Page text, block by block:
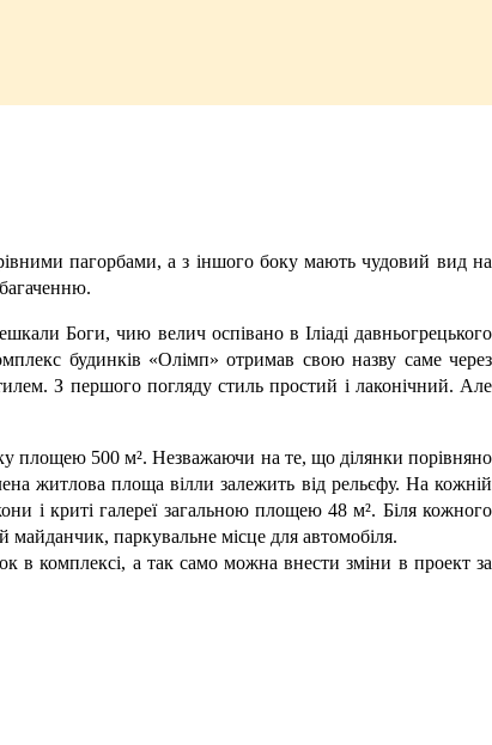
пагорбами, а з іншого боку мають чудовий вид на
Боги, чию велич оспівано в Іліаді давньогрецького
будинків «Олімп» отримав свою назву саме через
З першого погляду стиль простий і лаконічний. Але
площею 500 м². Незважаючи на те, що ділянки порівняно
житлова площа вілли залежить від рельєфу. На кожній
і криті галереї загальною площею 48 м². Біля кожного
паркувальне місце для автомобіля.
в комплексі, а так само можна внести зміни в проект за